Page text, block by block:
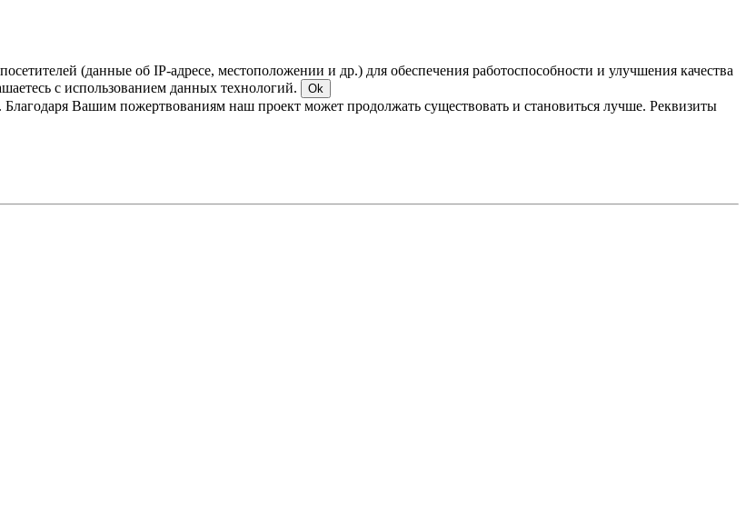
(данные об IP-адресе, местоположении и др.) для обеспечения работоспособности и улучшения качества
с использованием данных технологий.
Ok
Вашим пожертвованиям наш проект может продолжать существовать и становиться лучше. Реквизиты